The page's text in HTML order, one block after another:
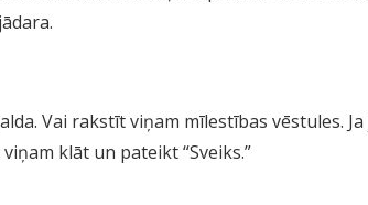
Vai rakstīt viņam mīlestības vēstules.
klāt un pateikt “Sveiks.”